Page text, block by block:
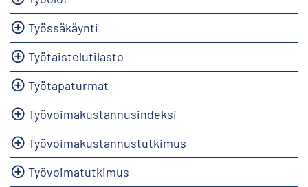
Työssäkäynti
Työtaistelutilasto
Työtapaturmat
Työvoimakustannusindeksi
Työvoimakustannustutkimus
Työvoimatutkimus